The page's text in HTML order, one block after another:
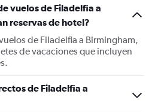
vuelos de Filadelfia a
reservas de hotel?
de Filadelfia a Birmingham,
de vacaciones que incluyen
de Filadelfia a